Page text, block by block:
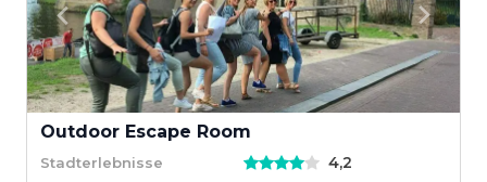
Outdoor Escape Room
Stadterlebnisse 4,2